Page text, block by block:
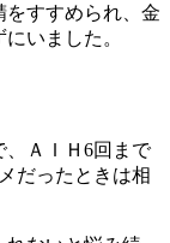
をすすめられ、金
いました。
、ＡＩＨ6回まで
だったときは相